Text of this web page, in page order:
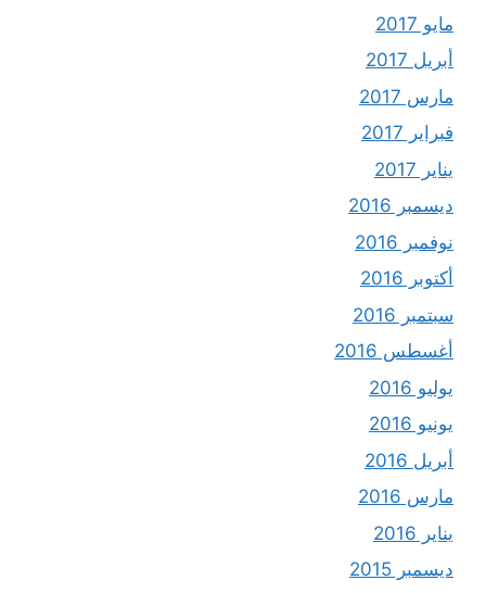
مايو 2017
أبريل 2017
مارس 2017
فبراير 2017
يناير 2017
ديسمبر 2016
نوفمبر 2016
أكتوبر 2016
سبتمبر 2016
أغسطس 2016
يوليو 2016
يونيو 2016
أبريل 2016
مارس 2016
يناير 2016
ديسمبر 2015